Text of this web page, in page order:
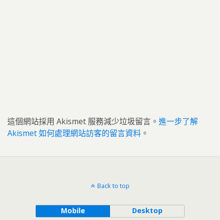
這個網站採用 Akismet 服務減少垃圾留言。 進一步了解
Akismet 如何處理網站訪客的留言資料 。
Back to top
Mobile Desktop